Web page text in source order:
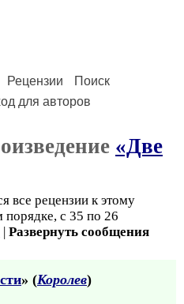
Рецензии
Поиск
для авторов
«Две
все рецензии к этому
с 35 по 26
| Развернуть сообщения
» (Королев)